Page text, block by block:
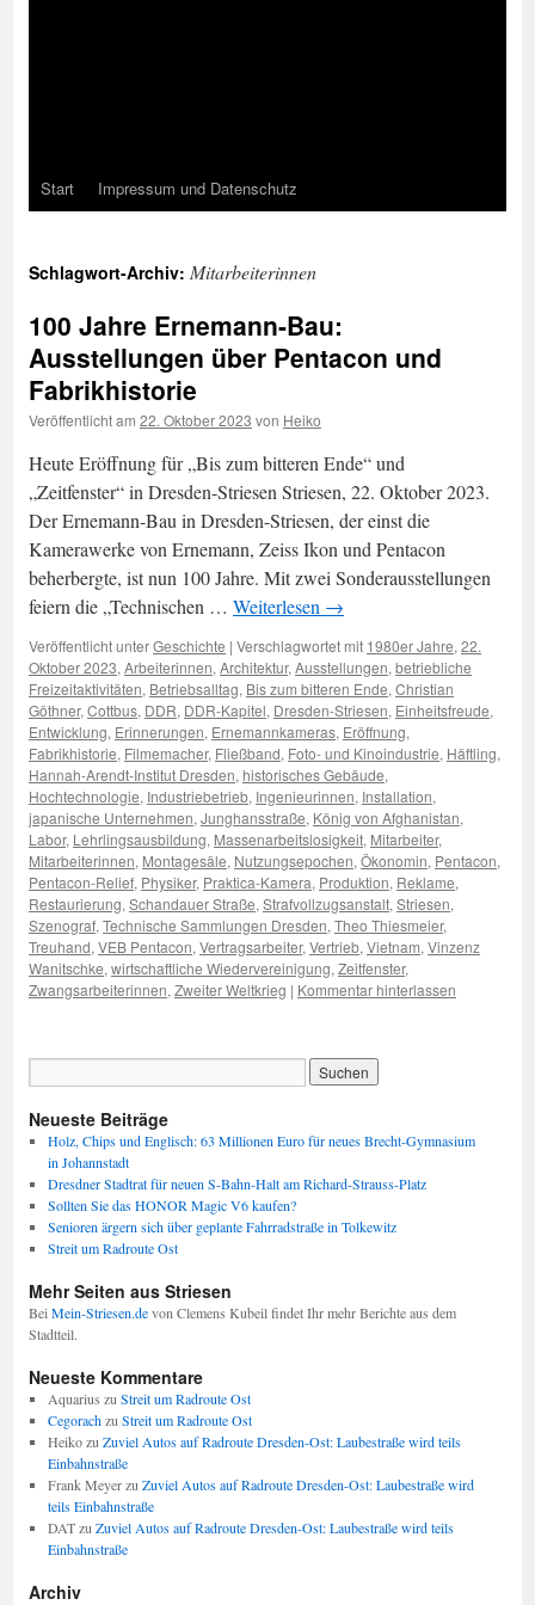
Start Impressum und Datenschutz
Schlagwort-Archiv: Mitarbeiterinnen
100 Jahre Ernemann-Bau:
Ausstellungen über Pentacon und
Fabrikhistorie
Veröffentlicht am 22. Oktober 2023 von Heiko
Heute Eröffnung für „Bis zum bitteren Ende“ und
„Zeitfenster“ in Dresden-Striesen Striesen, 22. Oktober 2023.
Der Ernemann-Bau in Dresden-Striesen, der einst die
Kamerawerke von Ernemann, Zeiss Ikon und Pentacon
beherbergte, ist nun 100 Jahre. Mit zwei Sonderausstellungen
feiern die „Technischen … Weiterlesen →
Veröffentlicht unterGeschichte | Verschlagwortet mit 1980er Jahre, 22.
Oktober 2023, Arbeiterinnen, Architektur, Ausstellungen, betriebliche
Freizeitaktivitäten, Betriebsalltag, Bis zum bitteren Ende, Christian
Göthner, Cottbus, DDR, DDR-Kapitel, Dresden-Striesen, Einheitsfreude,
Entwicklung, Erinnerungen, Ernemannkameras, Eröffnung,
Fabrikhistorie, Filmemacher, Fließband, Foto- und Kinoindustrie, Häftling,
Hannah-Arendt-Institut Dresden, historisches Gebäude,
Hochtechnologie, Industriebetrieb, Ingenieurinnen, Installation,
japanische Unternehmen, Junghansstraße, König von Afghanistan,
Labor, Lehrlingsausbildung, Massenarbeitslosigkeit, Mitarbeiter,
Mitarbeiterinnen, Montagesäle, Nutzungsepochen, Ökonomin, Pentacon,
Pentacon-Relief, Physiker, Praktica-Kamera, Produktion, Reklame,
Restaurierung, Schandauer Straße, Strafvollzugsanstalt, Striesen,
Szenograf, Technische Sammlungen Dresden, Theo Thiesmeier,
Treuhand, VEB Pentacon, Vertragsarbeiter, Vertrieb, Vietnam, Vinzenz
Wanitschke, wirtschaftliche Wiedervereinigung, Zeitfenster,
Zwangsarbeiterinnen, Zweiter Weltkrieg | Kommentar hinterlassen
Neueste Beiträge
Holz, Chips und Englisch: 63 Millionen Euro für neues Brecht-Gymnasium
in Johannstadt
Dresdner Stadtrat für neuen S-Bahn-Halt am Richard-Strauss-Platz
Sollten Sie das HONOR Magic V6 kaufen?
Senioren ärgern sich über geplante Fahrradstraße in Tolkewitz
Streit um Radroute Ost
Mehr Seiten aus Striesen
Bei Mein-Striesen.devon Clemens Kubeil findet Ihr mehr Berichte aus dem
Stadtteil.
Neueste Kommentare
Aquarius zu Streit um Radroute Ost
Cegorachzu Streit um Radroute Ost
Heikozu Zuviel Autos auf Radroute Dresden-Ost: Laubestraße wird teils
Einbahnstraße
Frank Meyerzu Zuviel Autos auf Radroute Dresden-Ost: Laubestraße wird
teils Einbahnstraße
DATzu Zuviel Autos auf Radroute Dresden-Ost: Laubestraße wird teils
Einbahnstraße
Archiv